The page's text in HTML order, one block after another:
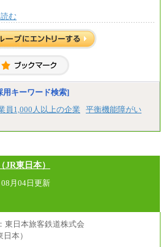
220,000～230,000円＋地域間調整給
キャリアサイトよりご確認ください。
ミュニケーションデザイン
230,000円
手当：20,000円（一律支給）※みなし
業時間は10.43時間。
時間外手当等を支給。
ト職 月給188,000円
グローバルマーケティング＆トラベル
月給202,000～227,000円＋地域間調整
キャリアサイトよりご確認ください。
ジネストランスフォーム
205,000～225,000円＋地域間調整給
職 月給185,000円＋地域間調整給
む
用キーワード検索]
員1,000人以上の企業
平衡機能障がい
東日本）
08月04日更新